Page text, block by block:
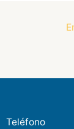
Teléfono